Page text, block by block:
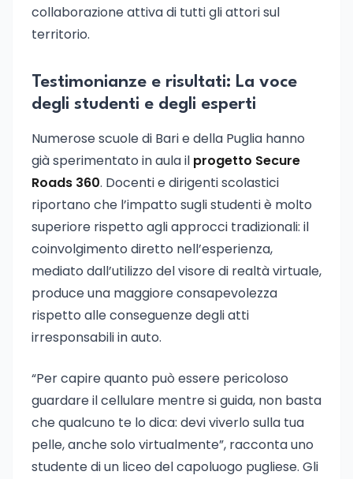
collaborazione attiva di tutti gli attori sul
territorio.
Testimonianze e risultati: La voce
degli studenti e degli esperti
Numerose scuole di Bari e della Puglia hanno
già sperimentato in aula il progetto Secure
Roads 360. Docenti e dirigenti scolastici
riportano che l’impatto sugli studenti è molto
superiore rispetto agli approcci tradizionali: il
coinvolgimento diretto nell’esperienza,
mediato dall’utilizzo del visore di realtà virtuale,
produce una maggiore consapevolezza
rispetto alle conseguenze degli atti
irresponsabili in auto.
“Per capire quanto può essere pericoloso
guardare il cellulare mentre si guida, non basta
che qualcuno te lo dica: devi viverlo sulla tua
pelle, anche solo virtualmente”, racconta uno
studente di un liceo del capoluogo pugliese. Gli